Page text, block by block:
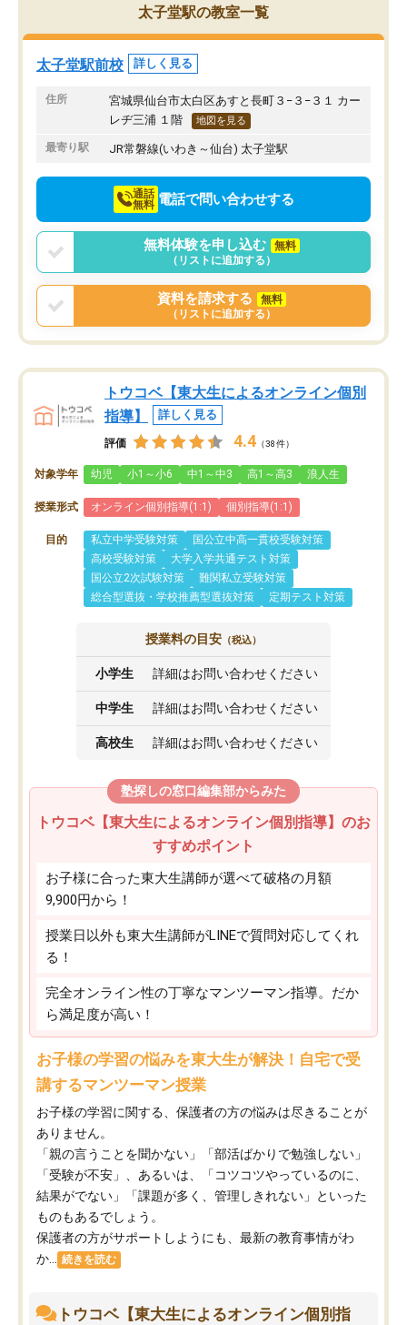
太子堂駅の教室一覧
太子堂駅前校 詳しく見る
住所
宮城県仙台市太白区あすと長町３−３−３１ カー
レヂ三浦 １階
地図を見る
最寄り駅 JR常磐線(いわき～仙台) 太子堂駅
通話
無料 電話で問い合わせする
無料体験を申し込む
無料
（リストに追加する）
資料を請求する
無料
（リストに追加する）
トウコベ【東大生によるオンライン個別
指導】
詳しく見る
評価 4.4 （38件）
対象学年 幼児 小1～小6 中1～中3 高1～高3 浪人生
授業形式 オンライン個別指導(1:1) 個別指導(1:1)
目的 私立中学受験対策
国公立中高一貫校受験対策
高校受験対策
大学入学共通テスト対策
国公立2次試験対策
難関私立受験対策
総合型選抜・学校推薦型選抜対策
定期テスト対策
授業料の目安 （税込）
小学生 詳細はお問い合わせください
中学生 詳細はお問い合わせください
高校生 詳細はお問い合わせください
塾探しの窓口編集部からみた
トウコベ【東大生によるオンライン個別指導】のお
すすめポイント
お子様に合った東大生講師が選べて破格の月額
9,900円から！
授業日以外も東大生講師がLINEで質問対応してくれ
る！
完全オンライン性の丁寧なマンツーマン指導。だか
ら満足度が高い！
お子様の学習の悩みを東大生が解決！自宅で受
講するマンツーマン授業
お子様の学習に関する、保護者の方の悩みは尽きることが
ありません。
「親の言うことを聞かない」「部活ばかりで勉強しない」
「受験が不安」、あるいは、「コツコツやっているのに、
結果がでない」「課題が多く、管理しきれない」といった
ものもあるでしょう。
保護者の方がサポートしようにも、最新の教育事情がわ
か...
続きを読む
トウコベ【東大生によるオンライン個別指